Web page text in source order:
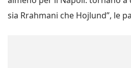
sia Rrahmani che Hojlund”, le